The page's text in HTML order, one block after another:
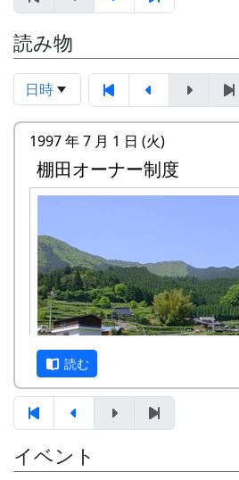
読み物
日時
1997 年 7 月 1 日 (火)
棚田オーナー制度
岩座神は「日本の棚田百選」に
読む
イベント